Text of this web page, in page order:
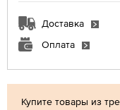
Купите товары из
Доставка
Оплата